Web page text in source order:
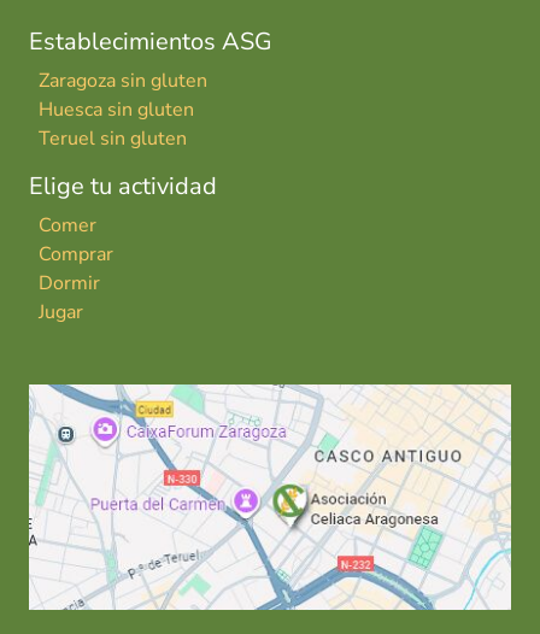
Establecimientos ASG
Zaragoza sin gluten
Huesca sin gluten
Teruel sin gluten
Elige tu actividad
Comer
Comprar
Dormir
Jugar